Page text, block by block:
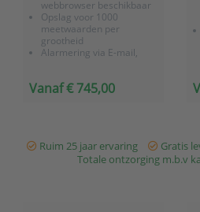
webbrowser beschikbaar
Opslag voor 1000
meetwaarden per
grootheid
Alarmering via E-mail,
mailforwarding)
hoogwaard...
Vanaf € 745,00
Ruim 25 jaar ervaring
Gratis
Totale ontzorging m.b.v